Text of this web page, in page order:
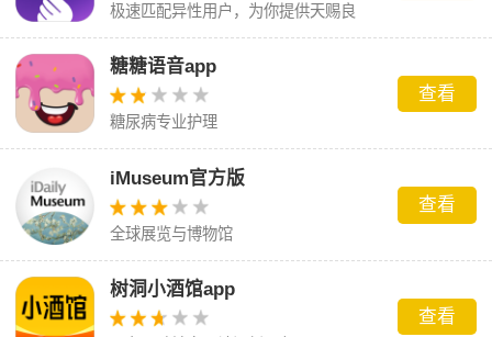
极速匹配异性用户，为你提供天赐良
缘，助你脱单成功
糖糖语音app
糖尿病专业护理
查看
iMuseum官方版
全球展览与博物馆
查看
树洞小酒馆app
查看